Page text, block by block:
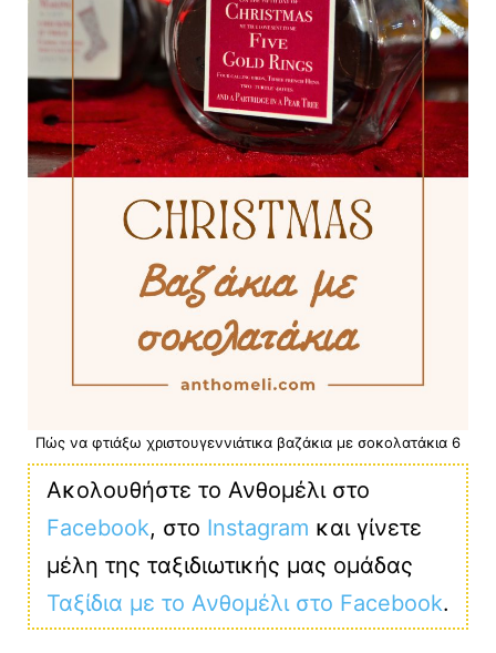
Πώς να φτιάξω χριστουγεννιάτικα βαζάκια με σοκολατάκια 6
Ακολουθήστε το Ανθομέλι στο
Facebook, στο Instagram και γίνετε
μέλη της ταξιδιωτικής μας ομάδας
Ταξίδια με το Ανθομέλι στο Facebook.